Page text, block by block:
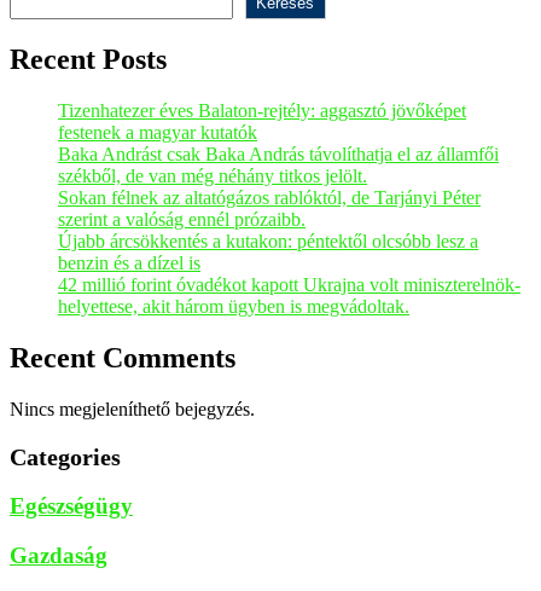
Recent Posts
Tizenhatezer éves Balaton-rejtély: aggasztó jövőképet
festenek a magyar kutatók
Baka Andrást csak Baka András távolíthatja el az államfői
székből, de van még néhány titkos jelölt.
Sokan félnek az altatógázos rablóktól, de Tarjányi Péter
szerint a valóság ennél prózaibb.
Újabb árcsökkentés a kutakon: péntektől olcsóbb lesz a
benzin és a dízel is
42 millió forint óvadékot kapott Ukrajna volt miniszterelnök-
helyettese, akit három ügyben is megvádoltak.
Recent Comments
Nincs megjeleníthető bejegyzés.
Categories
Egészségügy
Gazdaság